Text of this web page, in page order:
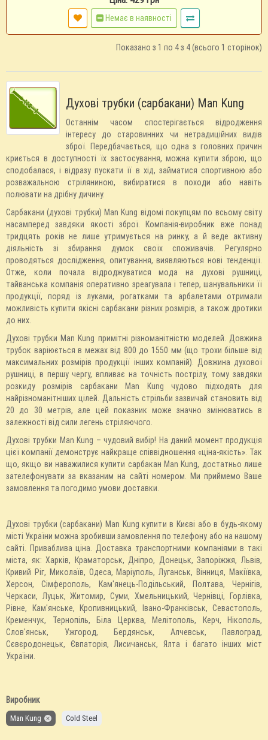
Немає в наявності
Показано з 1 по 4 з 4 (всього 1 сторінок)
Духові трубки (сарбакани) Man Kung
Останнім часом спостерігається відродження
інтересу до старовинних чи нетрадиційних видів
зброї. Передбачається, що одна з головних причин
криється в доступності їх застосування, можна купити зброю, що
сподобалася, і відразу пускати її в хід, займатися спортивною або
розважальною стріляниною, вибиратися в походи або навіть
полювати на дрібну дичину.
Сарбакани (духові трубки) Man Kung відомі покупцям по всьому світу
насамперед завдяки якості зброї. Компанія-виробник вже понад
тридцять років не лише утримується на ринку, а й веде активну
діяльність зі збирання думок своїх споживачів. Регулярно
проводяться дослідження, опитування, виявляються нові тенденції.
Отже, коли почала відроджуватися мода на духові рушниці,
тайванська компанія оперативно зреагувала і тепер, шанувальники її
продукції, поряд із луками, рогатками та арбалетами отримали
можливість купити якісні сарбакани різних розмірів, а також дротики
до них.
Духові трубки Man Kung примітні різноманітністю моделей. Довжина
трубок варіюється в межах від 800 до 1550 мм (що трохи більше від
максимальних розмірів продукції інших компаній). Довжина духової
рушниці, в першу чергу, впливає на точність пострілу, тому завдяки
розкиду розмірів сарбакани Man Kung чудово підходять для
найрізноманітніших цілей. Дальність стрільби зазвичай становить від
20 до 30 метрів, але цей показник може значно змінюватись в
залежності від сили легень стріляючого.
Духові трубки Man Kung – чудовий вибір! На даний момент продукція
цієї компанії демонструє найкраще співвідношення «ціна-якість». Так
що, якщо ви наважилися купити сарбакан Man Kung, достатньо лише
зателефонувати за вказаним на сайті номером. Ми приймемо Ваше
замовлення та погодимо умови доставки.
Духові трубки (сарбакани) Man Kung купити в Києві або в будь-якому
місті України можна зробивши замовлення по телефону або на нашому
сайті. Приваблива ціна. Доставка транспортними компаніями в такі
міста, як: Харків, Краматорськ, Дніпро, Донецьк, Запоріжжя, Львів,
Кривий Ріг, Миколаїв, Одеса, Маріуполь, Луганськ, Вінниця, Макіївка,
Херсон, Сімферополь, Кам'янець-Подільський, Полтава, Чернігів,
Черкаси, Луцьк, Житомир, Суми, Хмельницький, Чернівці, Горлівка,
Рівне, Кам'янське, Кропивницький, Івано-Франківськ, Севастополь,
Кременчук, Тернопіль, Біла Церква, Мелітополь, Керч, Нікополь,
Слов'янськ, Ужгород, Бердянськ, Алчевськ, Павлоград,
Сєвєродонецьк, Євпаторія, Лисичанськ, Ялта і багато інших міст
України.
Виробник
Man Kung Cold Steel